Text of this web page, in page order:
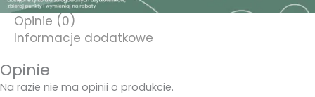
Opinie (0)
Informacje dodatkowe
Opinie
Na razie nie ma opinii o produkcie.